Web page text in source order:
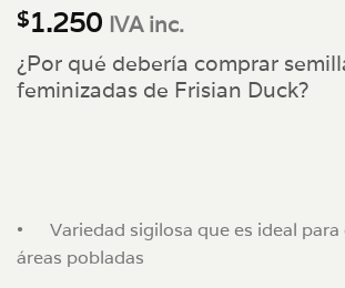
$1.250 IVA inc.
¿Por qué debería comprar
feminizadas de Frisian Duck?
•
Variedad sigilosa que es ideal
áreas pobladas